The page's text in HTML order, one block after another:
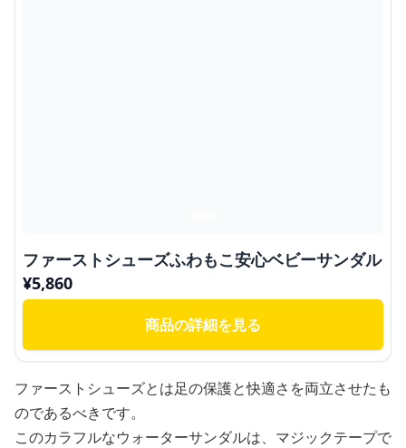
ファーストシューズふわもこ安心ベビーサンダル
¥5,860
商品の詳細を見る
ファーストシューズとは足の保護と快適さを両立させたも
のであるべきです。
このカラフルなウォーターサンダルは、マジックテープで